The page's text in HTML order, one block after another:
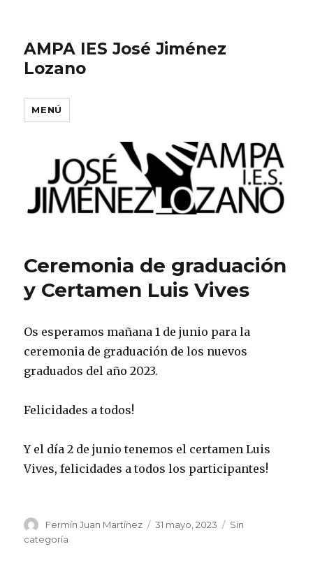
AMPA IES José Jiménez
Lozano
MENÚ
Ceremonia de graduación
y Certamen Luis Vives
Os esperamos mañana 1 de junio para la
ceremonia de graduación de los nuevos
graduados del año 2023.
Felicidades a todos!
Y el día 2 de junio tenemos el certamen Luis
Vives, felicidades a todos los participantes!
Autor
Fermín Juan Martínez
Publicado
31 mayo, 2023 Categorías
Sin
categoría